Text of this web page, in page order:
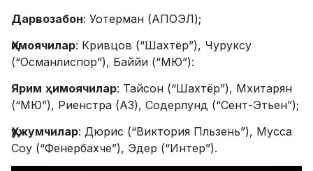
Дарвозабон: Уотерман (АПОЭЛ);
Ҳимоячилар: Кривцов (“Шахтёр”), Чуруксу
(“Османлиспор”), Баййи (“МЮ”):
Ярим ҳимоячилар: Тайсон (“Шахтёр”), Мхитарян
(“МЮ”), Риенстра (АЗ), Содерлунд (“Сент-Этьен”);
Ҳужумчилар: Дюрис (“Виктория Пльзень”), Мусса
Соу (“Фенербахче”), Эдер (“Интер”).